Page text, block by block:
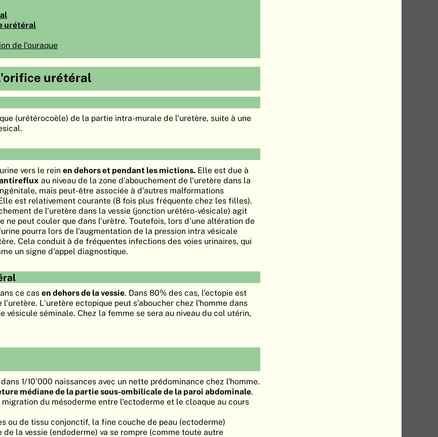
urétéral
de l'ouraque
urétéral
(urétérocoèle) de la partie intra-murale de l'uretère, suite à une
vers le rein en dehors et pendant les mictions. Elle est due à
antireflux au niveau de la zone d'abouchement de l'uretère dans la
mais peut-être associée à d'autres malformations
est relativement courante (8 fois plus fréquente chez les filles).
de l'uretère dans la vessie (jonction urétéro-vésicale) agit
ne peut couler que dans l'urètre. Toutefois, lors d'une altération de
pourra lors de l'augmentation de la pression intra vésicale
Cela conduit à de fréquentes infections des voies urinaires, qui
un signe d'appel diagnostique.
ce cas en dehors de la vessie. Dans 80% des cas, l'ectopie est
l'uretère. L'uretère ectopique peut s'aboucher chez l'homme dans
vésicule séminale. Chez la femme se sera au niveau du col utérin,
1/10'000 naissances avec un nette prédominance chez l'homme.
médiane de la partie sous-ombilicale de la paroi abdominale.
du mésoderme entre l'ectoderme et le cloaque au cours
ou de tissu conjonctif, la fine couche de peau (ectoderme)
la vessie (endoderme) va se rompre (comme toute autre